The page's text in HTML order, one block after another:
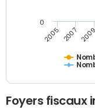
2005 2007 2009
0
Foyers fiscaux